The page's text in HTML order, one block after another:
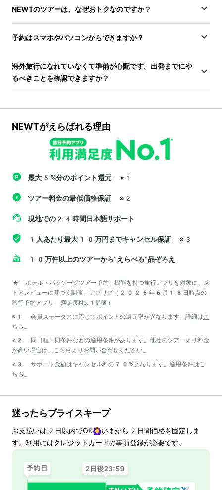
NEWTのツアーは、なぜおトクなのですか？
予約はスマホやパソコンからできますか？
海外旅行になれていなくて準備が心配です。出発までにや
るべきことを確認できますか？
NEWTがえらばれる理由
最大5%分のポイント還元 ※1
ツアー料金の最低価格保証 ※2
現地での24時間日本語サポート
1人あたり最大10万円までキャンセル保証 ※3
10万件以上のツアーから“えらべる”品ぞろえ
*「ホテル・パッケージツアー予約」機能を持つ旅行アプリを対象に、ス
トアレビューに基づく調査。アプリブ（2025年6月18日時点の
旅行予約アプリ 満足度No.1調査）
※1 会員ステータスに応じてポイントの還元率が異なります。詳細は こ
ちら 。
※2 同日程・同条件などの適用条件があります。他社のツアーより料金
が高い場合は、
こちら よりお問い合わせください。
※3 サポート金額はキャンセル料の70%となります。適用条件は こ
ちら 。
迷ったらプライスキープ
お支払いは 2 日以内でOK🙆‍♀️いまから 2 日間価格を固定しま
す。利用にはクレジットカードの事前登録が必要です。